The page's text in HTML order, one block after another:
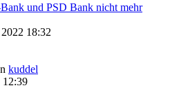
und PSD Bank nicht mehr
18:32
kuddel